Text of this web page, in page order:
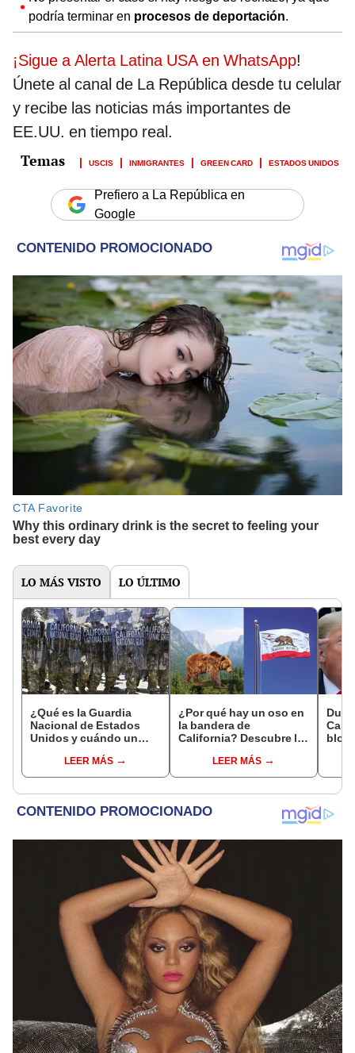
podría terminar en procesos de deportación.
¡Sigue a Alerta Latina USA en WhatsApp!
Únete al canal de La República desde tu celular
y recibe las noticias más importantes de
EE.UU. en tiempo real.
USCIS INMIGRANTES GREEN CARD ESTADOS UNIDOS
Prefiero a La República en
Google
LO MÁS VISTO LO ÚLTIMO
¿Qué es la Guardia
Nacional de Estados
Unidos y cuándo un
desplegarla?
LEER MÁS
¿Por qué hay un oso en
la bandera de
California? Descubre la
símbolos cuando
pertenecía a México y
LEER MÁS
Duro